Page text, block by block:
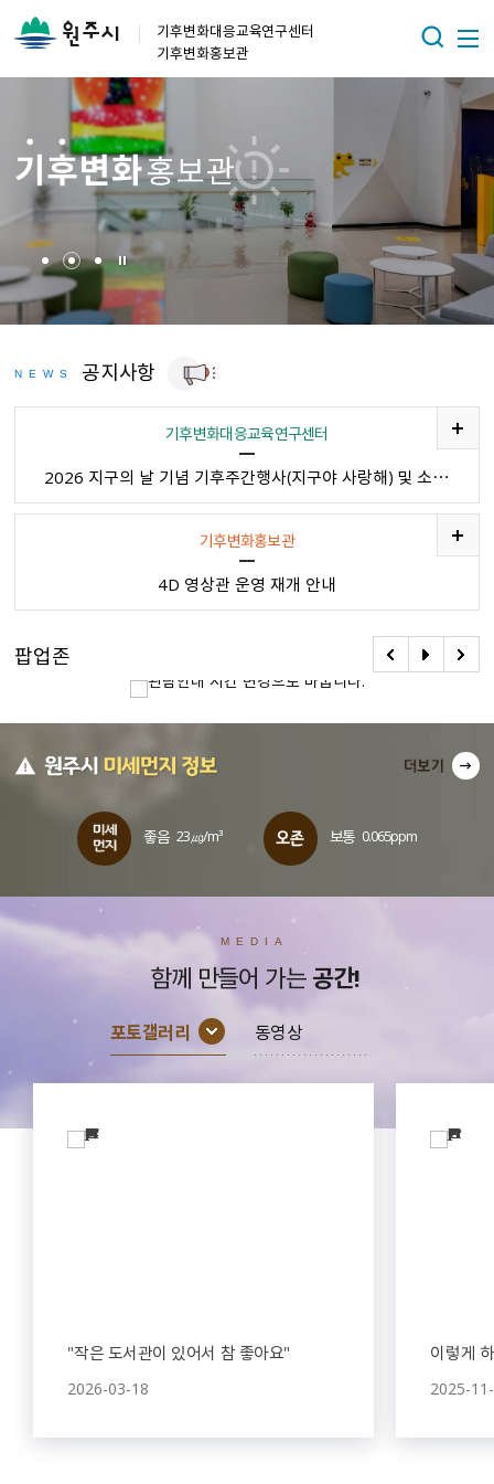
기후변화대응교육연구센터
기후변화홍보관
NEWS 공지사항
기후변화대응교육연구센터
2026 지구의 날 기념 기후주간행사（지구야 사랑해） 및 소등 안내
기후변화홍보관
4D 영상관 운영 재개 안내
팝업존
좋음 23㎍/m³ 보통 0.065ppm
MEDIA
함께 만들어 가는공간!
포토갤러리 동영상
＂작은 도서관이 있어서 참 좋아요＂
2026-03-18
이렇게
2025-